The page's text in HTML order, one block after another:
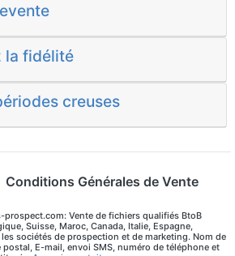
la fidélité
creuses
Conditions Générales de Vente
Vente de fichiers qualifiés BtoB
Suisse, Maroc, Canada, Italie, Espagne,
sociétés de prospection et de marketing. Nom de
E-mail, envoi SMS, numéro de téléphone et